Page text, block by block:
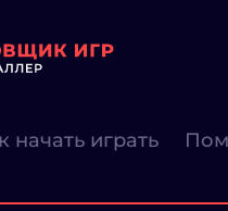
начать играть